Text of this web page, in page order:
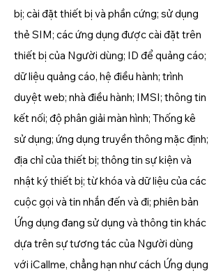
bị; cài đặt thiết bị và phần cứng; sử dụng
thẻ SIM; các ứng dụng được cài đặt trên
thiết bị của Người dùng; ID để quảng cáo;
dữ liệu quảng cáo, hệ điều hành; trình
duyệt web; nhà điều hành; IMSI; thông tin
kết nối; độ phân giải màn hình; Thống kê
sử dụng; ứng dụng truyền thông mặc định;
địa chỉ của thiết bị; thông tin sự kiện và
nhật ký thiết bị; từ khóa và dữ liệu của các
cuộc gọi và tin nhắn đến và đi; phiên bản
Ứng dụng đang sử dụng và thông tin khác
dựa trên sự tương tác của Người dùng
với iCallme, chẳng hạn như cách Ứng dụng